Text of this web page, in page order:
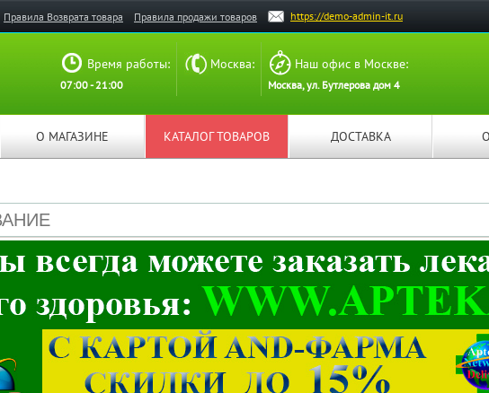
Правила Возврата товара Правила продажи товаров https://demo-admin-it.ru
Время работы:
07:00 - 21:00
Москва: Наш офис в Москве:
Москва, ул. Бутлерова дом 4
О МАГАЗИНЕ КАТАЛОГ ТОВАРОВ ДОСТАВКА